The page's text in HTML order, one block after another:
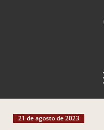
21 de agosto de 2023